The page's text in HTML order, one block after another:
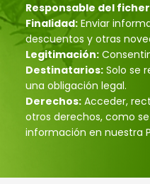
Responsable del
Finalidad: Enviar
descuentos y otras
Legitimación:
Destinatarios: Solo se
una obligación legal.
Derechos: Acceder,
otros derechos, como
información en nuestra